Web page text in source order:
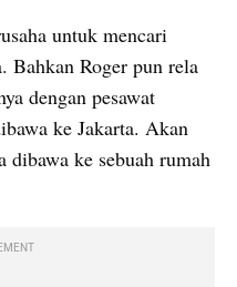
untuk mencari
Bahkan Roger pun rela
dengan pesawat
ke Jakarta. Akan
dibawa ke sebuah rumah